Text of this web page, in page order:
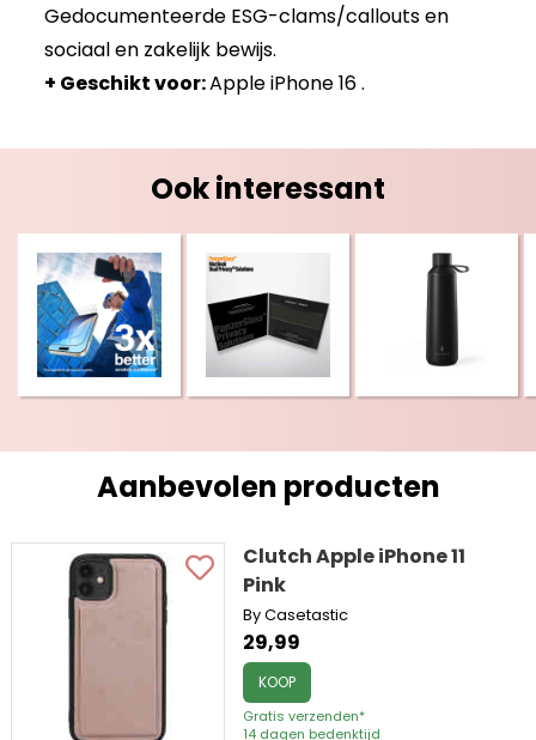
Gedocumenteerde ESG-clams/callouts en
sociaal en zakelijk bewijs.
+ Geschikt voor:Apple iPhone 16 .
Ook interessant
Aanbevolen producten
Clutch Apple iPhone 11
Pink
By Casetastic
29,99
KOOP
Gratis verzenden*
14 dagen bedenktijd